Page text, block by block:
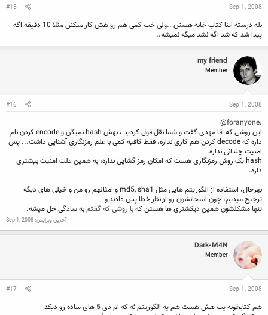
Sep 1, 2008
#15
بله درسته اینا کتاب خانه هستن ..ولی خب کمی هم رو هش کار میکنن مثلا 10 دقیقه اگه
پیدا شد که شد اگه نشد میگه نمیشه..
my friend
Member
Sep 1, 2008
#16
:
foranyone
@
این روشی که آقا مهدی گفت و شما نقل قول کردید ، بهش hash نمیگن و encode کردن نام
داره که decode کردن هم کاری نداره، فقط کافیه کمی با علم رمزنگاری آشنایی داشت... پس
امنیت چندانی نداره.
hash یک روش رمزنگاری هست که امکان رمز گشایی نداره، به همین علت امنیت بیشتری
داره.
بهرحال، استفاده از الگوریتم هایی مثل md5, sha1 و امثالهم رو من و خیلی های دیگه
ترجیح میدیم، چون امتحانشون رو از نظر خطا پس دادند و
تنها مشکلشون همین دیکشنری ها هستن کهبا روشی که گفتمبه سادگی حل میشه.
آخرین ویرایش: Sep 1, 2008
Dark-M4N
Member
Sep 1, 2008
#17
هم کتابخونه یب هش هست هم یه الگوریتم ئه که ام دی 5 های ساده رو دیکد